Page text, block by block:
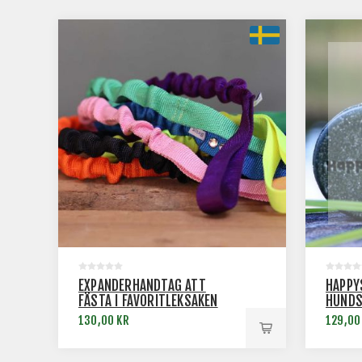
EXPANDERHANDTAG ATT
FÄSTA I FAVORITLEKSAKEN
130,00 KR 129,00